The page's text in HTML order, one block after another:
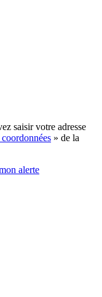
saisir votre adresse
» de la
alerte